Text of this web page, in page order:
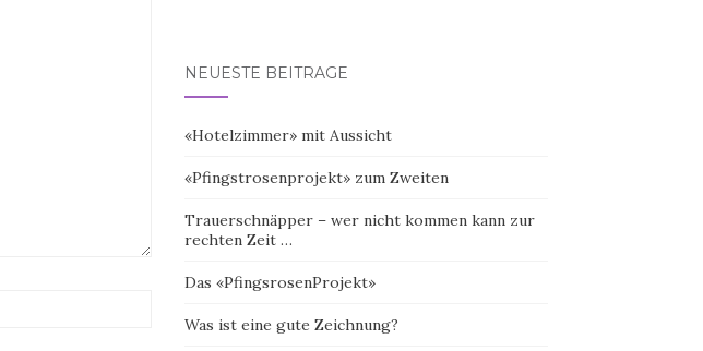
NEUESTE BEITRÄGE
«Hotelzimmer» mit Aussicht
«Pfingstrosenprojekt» zum Zweiten
Trauerschnäpper – wer nicht kommen kann zur
rechten Zeit …
Das «PfingsrosenProjekt»
Was ist eine gute Zeichnung?